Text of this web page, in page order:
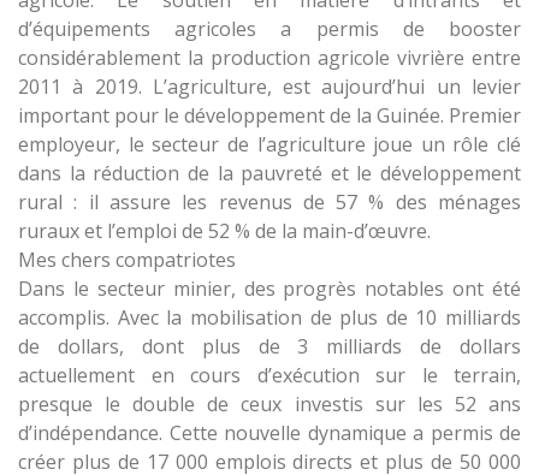
d’équipements agricoles a permis de booster
considérablement la production agricole vivrière entre
2011 à 2019. L’agriculture, est aujourd’hui un levier
important pour le développement de la Guinée. Premier
employeur, le secteur de l’agriculture joue un rôle clé
dans la réduction de la pauvreté et le développement
rural : il assure les revenus de 57 % des ménages
ruraux et l’emploi de 52 % de la main-d’œuvre.
Mes chers compatriotes
Dans le secteur minier, des progrès notables ont été
accomplis. Avec la mobilisation de plus de 10 milliards
de dollars, dont plus de 3 milliards de dollars
actuellement en cours d’exécution sur le terrain,
presque le double de ceux investis sur les 52 ans
d’indépendance. Cette nouvelle dynamique a permis de
créer plus de 17 000 emplois directs et plus de 50 000